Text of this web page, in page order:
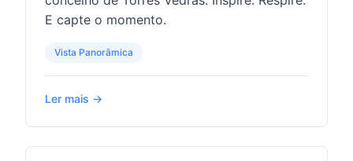
E capte o momento.
Vista Panorâmica
Ler mais →